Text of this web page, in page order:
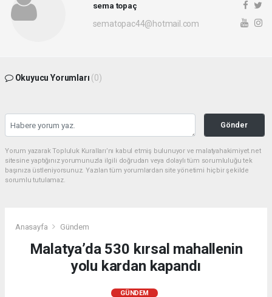
sema topaç
sematopac44@hotmail.com
Okuyucu Yorumları (0)
Gönder
Yorum yazarak Topluluk Kuralları’nı kabul etmiş bulunuyor ve malatyahakimiyet.net
sitesine yaptığınız yorumunuzla ilgili doğrudan veya dolaylı tüm sorumluluğu tek
başınıza üstleniyorsunuz. Yazılan tüm yorumlardan site yönetimi hiçbir şekilde
sorumlu tutulamaz.
Anasayfa Gündem
Malatya’da 530 kırsal mahallenin
yolu kardan kapandı
GÜNDEM